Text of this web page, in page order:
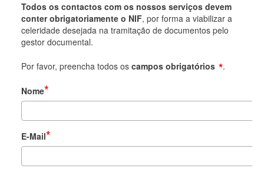
Todos os contactos com os nossos serviços devem
conter obrigatoriamente o NIF, por forma a viabilizar a
celeridade desejada na tramitação de documentos pelo
gestor documental.
Por favor, preencha todos os campos obrigatórios *.
Nome
E-Mail